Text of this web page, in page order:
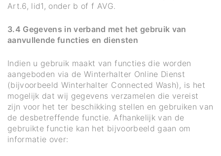
Art.6, lid1, onder b of f AVG.
3.4 Gegevens in verband met het gebruik van
aanvullende functies en diensten
Indien u gebruik maakt van functies die worden
aangeboden via de Winterhalter Online Dienst
(bijvoorbeeld Winterhalter Connected Wash), is het
mogelijk dat wij gegevens verzamelen die vereist
zijn voor het ter beschikking stellen en gebruiken van
de desbetreffende functie. Afhankelijk van de
gebruikte functie kan het bijvoorbeeld gaan om
informatie over: